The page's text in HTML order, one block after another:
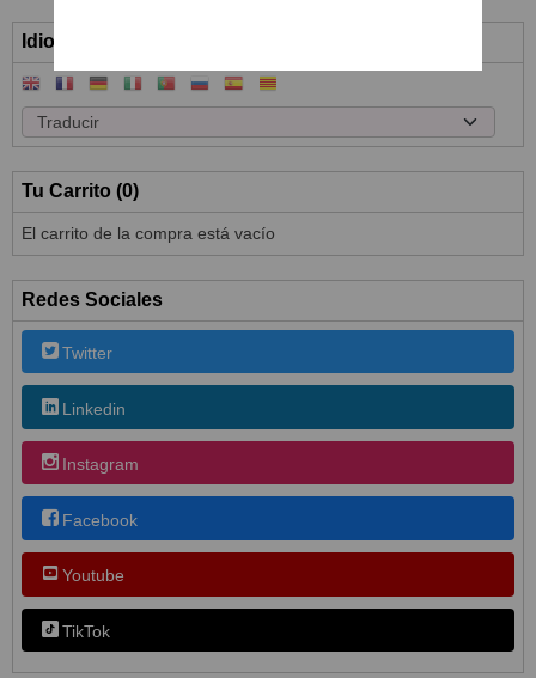
Idioma
Tu Carrito (0)
El carrito de la compra está vacío
Redes Sociales
Twitter
Linkedin
Instagram
Facebook
Youtube
TikTok